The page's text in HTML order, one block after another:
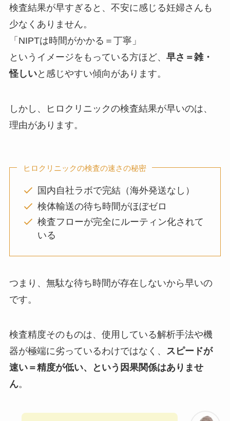
検査結果が早すぎると、不安に感じる妊婦さんも
少なくありません。
「NIPTは時間がかかる＝丁寧」
というイメージをもっている方ほど、 早さ＝雑・
怪しいと感じやすい傾向があります。
しかし、ヒロクリニックの検査結果が早いのは、
理由があります。
ヒロクリニックの検査の速さの秘密
国内自社ラボで完結（海外発送なし）
検体輸送の待ち時間がほぼゼロ
検査フローが完全にルーティン化されて
いる
つまり、無駄な待ち時間が存在しないから早いの
です。
検査精度そのものは、使用している解析手法や機
器が極端に劣っているわけではなく、
スピードが
速い＝精度が低い、という因果関係はありませ
ん。